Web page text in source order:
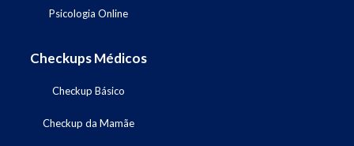
Psicologia Online
Checkups Médicos
Checkup Básico
Checkup da Mamãe